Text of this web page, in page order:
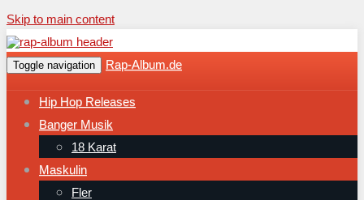
Skip to main content
Toggle navigation Rap-Album.de
Hip Hop Releases
Banger Musik
18 Karat
Maskulin
Fler